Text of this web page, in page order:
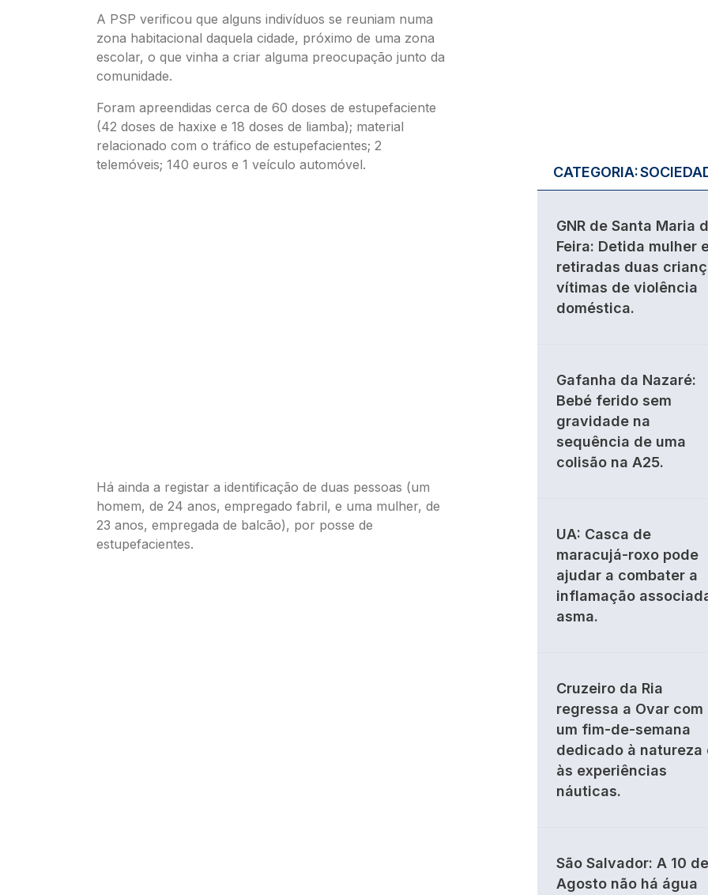
A PSP verificou que alguns indivíduos se reuniam numa
zona habitacional daquela cidade, próximo de uma zona
escolar, o que vinha a criar alguma preocupação junto da
comunidade.
Foram apreendidas cerca de 60 doses de estupefaciente
(42 doses de haxixe e 18 doses de liamba); material
relacionado com o tráfico de estupefacientes; 2
telemóveis; 140 euros e 1 veículo automóvel.
Há ainda a registar a identificação de duas pessoas (um
homem, de 24 anos, empregado fabril, e uma mulher, de
23 anos, empregada de balcão), por posse de
estupefacientes.
CATEGORIA:
GNR de Santa Maria
Feira: Detida mulher
retiradas duas
vítimas de violência
doméstica.
Gafanha da Nazaré:
Bebé ferido sem
gravidade na
sequência de uma
colisão na A25.
UA: Casca de
maracujá-roxo pode
ajudar a combater a
inflamação
asma.
Cruzeiro da Ria
regressa a Ovar com
um fim-de-semana
dedicado à natureza
às experiências
náuticas.
São Salvador: A 10 de
Agosto não há água